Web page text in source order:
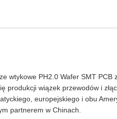
wtykowe PH2.0 Wafer SMT PCB
produkcji wiązek przewodów i
europejskiego i obu
partnerem w Chinach.